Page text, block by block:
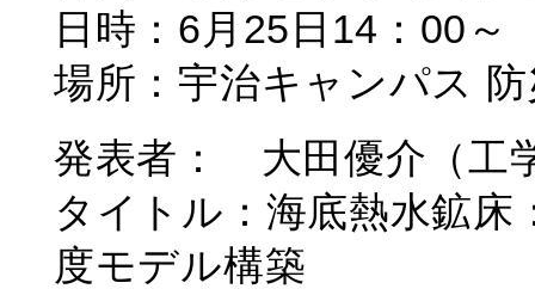
日時：6月25日14：00～
場所：宇治キャンパス
発表者： 大田優介（工
タイトル：海底熱水鉱
度モデル構築